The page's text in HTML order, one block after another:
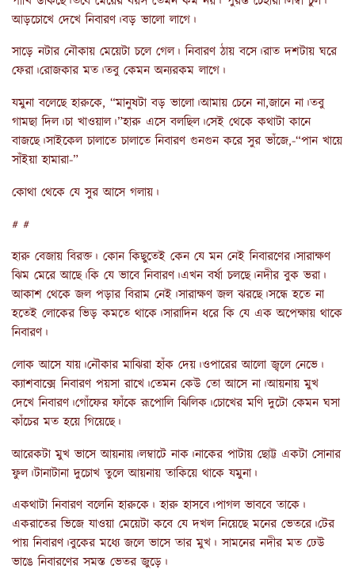
আড়চোখে দেখে নিবারণ।বড় ভালো লাগে।
সাড়ে নটার নৌকায় মেয়েটা চলে গেল। নিবারণ ঠায় বসে।রাত দশটায় ঘরে
ফেরা।রোজকার মত।তবু কেমন অন্যরকম লাগে।
যমুনা বলেছে হারুকে, “মানুষটা বড় ভালো।আমায় চেনে না,জানে না।তবু
গামছা দিল।চা খাওয়াল।”হারু এসে বলছিল।সেই থেকে কথাটা কানে
বাজছে।সাইকেল চালাতে চালাতে নিবারণ গুনগুন করে সুর ভাঁজে,-“পান খায়ে
সাঁইয়া হামারা-”
কোথা থেকে যে সুর আসে গলায়।
# #
হারু বেজায় বিরক্ত। কোন কিছুতেই কেন যে মন নেই নিবারণের।সারাক্ষণ
ঝিম মেরে আছে।কি যে ভাবে নিবারণ।এখন বর্ষা চলছে।নদীর বুক ভরা।
আকাশ থেকে জল পড়ার বিরাম নেই।সারাক্ষণ জল ঝরছে।সন্ধে হতে না
হতেই লোকের ভিড় কমতে থাকে।সারাদিন ধরে কি যে এক অপেক্ষায় থাকে
নিবারণ।
লোক আসে যায়।নৌকার মাঝিরা হাঁক দেয়।ওপারের আলো জ্বলে নেভে।
ক্যাশবাক্সে নিবারণ পয়সা রাখে।তেমন কেউ তো আসে না।আয়নায় মুখ
দেখে নিবারণ।গোঁফের ফাঁকে রূপোলি ঝিলিক।চোখের মণি দুটো কেমন ঘসা
কাঁচের মত হয়ে গিয়েছে।
আরেকটা মুখ ভাসে আয়নায়।লম্বাটে নাক।নাকের পাটায় ছোট্ট একটা সোনার
ফুল।টানাটানা দুচোখ তুলে আয়নায় তাকিয়ে থাকে যমুনা।
একথাটা নিবারণ বলেনি হারুকে। হারু হাসবে।পাগল ভাববে তাকে।
একরাতের ভিজে যাওয়া মেয়েটা কবে যে দখল নিয়েছে মনের ভেতরে।টের
পায় নিবারণ।বুকের মধ্যে জলে ভাসে তার মুখ। সামনের নদীর মত ঢেউ
ভাঙে নিবারণের সমস্ত ভেতর জুড়ে।